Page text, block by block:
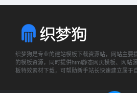
织梦狗是专业的建站模板下载资源站，网站主要
的模板资源，同时提供html静态网页模板、网站
板特效素材下载，可帮助新手站长快速建立属于